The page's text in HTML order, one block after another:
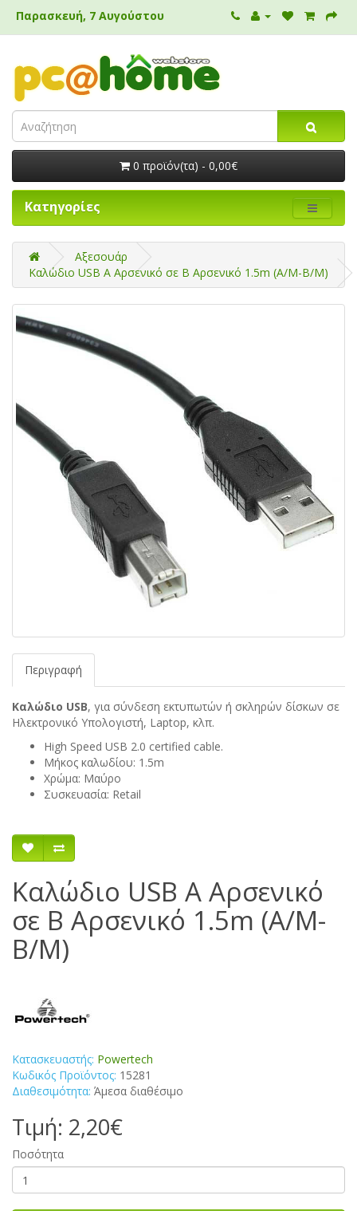
Παρασκευή, 7 Αυγούστου
0 προϊόν(τα) - 0,00€
Κατηγορίες
Αξεσουάρ
Καλώδιο USB Α Αρσενικό σε B Αρσενικό 1.5m (A/M-B/M)
Περιγραφή
Καλώδιο USB, για σύνδεση εκτυπωτών ή σκληρών δίσκων σε
Ηλεκτρονικό Υπολογιστή, Laptop, κλπ.
High Speed USB 2.0 certified cable.
Μήκος καλωδίου: 1.5m
Χρώμα: Μαύρο
Συσκευασία: Retail
Καλώδιο USB Α Αρσενικό
σε B Αρσενικό 1.5m (A/M-
B/M)
Κατασκευαστής: Powertech
Κωδικός Προϊόντος: 15281
Διαθεσιμότητα: Άμεσα διαθέσιμο
Τιμή: 2,20€
Ποσότητα